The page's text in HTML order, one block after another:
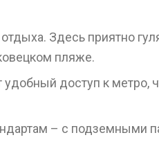
Здесь приятно
пляже.
доступ к метро,
– с подземными